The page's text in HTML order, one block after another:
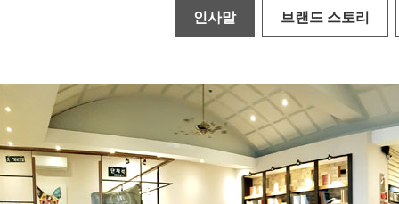
인사말 브랜드 스토리